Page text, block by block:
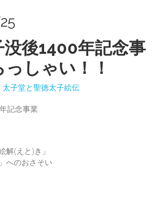
没後1400年記念事
しゃい！！
太子堂と聖徳太子絵伝
記念事業
解(えと)き」
へのおさそい